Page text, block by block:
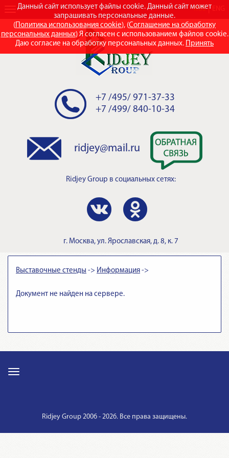
Данный сайт использует файлы cookie. Данный сайт может
запрашивать персональные данные.
(Политика использования cookie), (Соглашение на обработку
персональных данных) Я согласен с использованием файлов cookie.
Даю согласие на обработку персональных данных. Принять
RUS
+7 /495/ 971-37-33
+7 /499/ 840-10-34
ridjey@mail.ru
Ridjey Group в социальных сетях:
г. Москва, ул. Ярославская, д. 8, к. 7
Выставочные стенды -> Информация ->
Документ не найден на сервере.
Ridjey Group 2006 - 2026. Все права защищены.